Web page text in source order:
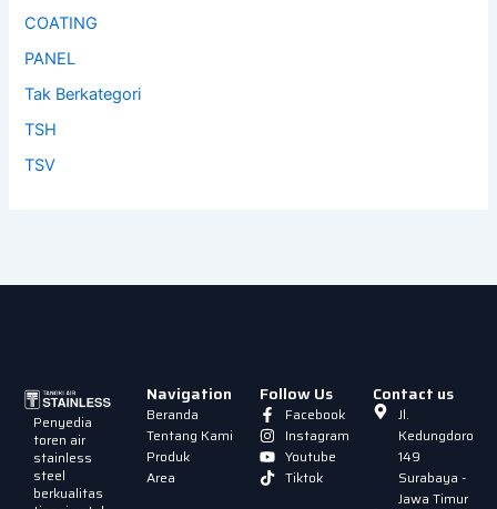
COATING
PANEL
Tak Berkategori
TSH
TSV
Penyedia
toren air
stainless
steel
berkualitas
Navigation
Beranda
Tentang Kami
Produk
Area
Follow Us
Facebook
Instagram
Youtube
Tiktok
Contact us
Jl.
Kedungdoro
149
Surabaya -
Jawa Timur